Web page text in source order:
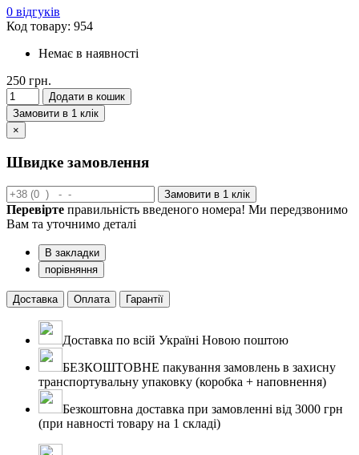
0 відгуків
Код товару: 954
Немає в наявності
250 грн.
Додати в кошик
Замовити в 1 клік
×
Швидке замовлення
Замовити в 1 клік
Перевірте правильність введеного номера! Ми передзвонимо
Вам та уточнимо деталі
В закладки
порівняння
Доставка Оплата Гарантії
Доставка по всій Україні Новою поштою
БЕЗКОШТОВНЕ пакування замовлень в захисну
транспортувальну упаковку (коробка + наповнення)
Безкоштовна доставка при замовленні від 3000 грн
(при навності товару на 1 складі)